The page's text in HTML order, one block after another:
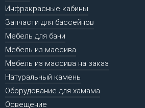
Инфракрасные кабины
Запчасти для бассейнов
Мебель для бани
Мебель из массива
Мебель из массива на заказ
Натуральный камень
Оборудование для хамама
Освещение